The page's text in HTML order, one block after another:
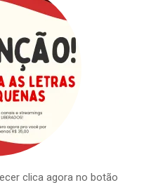
clica agora no botão